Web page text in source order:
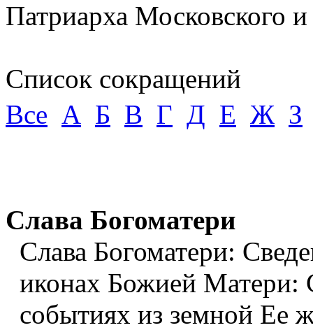
Патриарха Московского
Список сокращений
Все А Б В Г Д Е Ж З
Слава Богоматери
Слава Богоматери:
иконах Божией Матери:
событиях из земной Ее